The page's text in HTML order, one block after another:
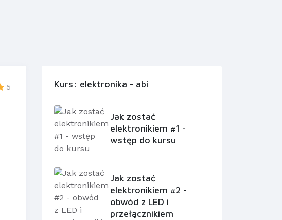
5 Kurs: elektronika - abi
Jak zostać
elektronikiem #1 -
wstęp do kursu
Jak zostać
elektronikiem #2 -
obwód z LED i
przełącznikiem